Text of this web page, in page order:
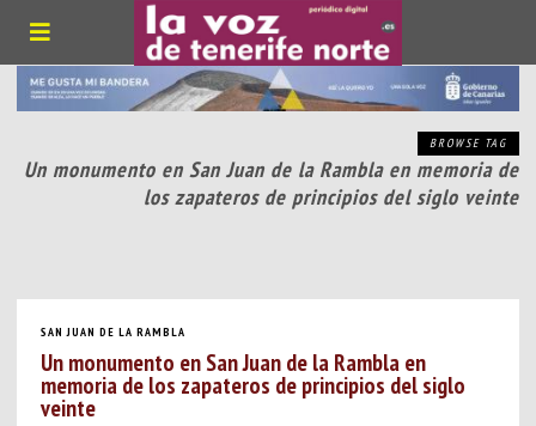
BROWSE TAG
Un monumento en San Juan de la Rambla en memoria de
los zapateros de principios del siglo veinte
SAN JUAN DE LA RAMBLA
Un monumento en San Juan de la Rambla en
memoria de los zapateros de principios del siglo
veinte